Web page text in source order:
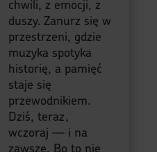
chwili, z emocji, z
duszy. Zanurz się w
przestrzeni, gdzie
muzyka spotyka
historię, a pamięć
staje się
przewodnikiem.
Dziś, teraz,
wczoraj — i na
zawsze. Bo to nie